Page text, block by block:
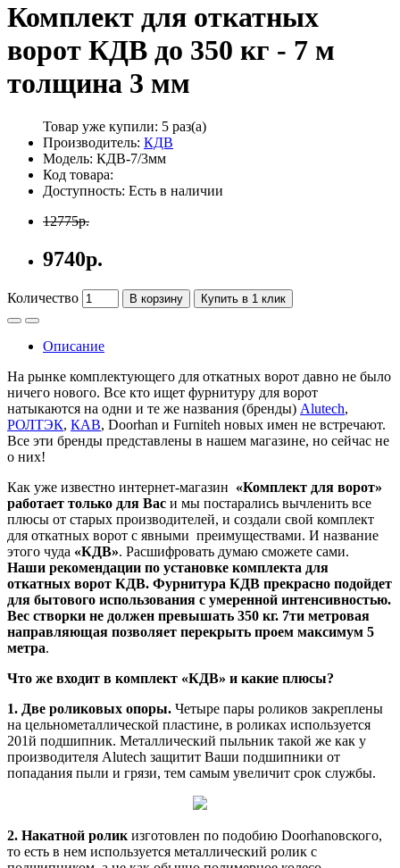
Комплект для откатных
ворот КДВ до 350 кг - 7 м
толщина 3 мм
Товар уже купили: 5 раз(а)
Производитель: КДВ
Модель: КДВ-7/3мм
Код товара:
Доступность: Есть в наличии
12775р.
9740р.
Количество В корзину Купить в 1 клик
Описание
На рынке комплектующего для откатных ворот давно не было
ничего нового. Все кто ищет фурнитуру для ворот
натыкаются на одни и те же названия (бренды) Alutech,
РОЛТЭК, КАВ, Doorhan и Furniteh новых имен не встречают.
Все эти бренды представлены в нашем магазине, но сейчас не
о них!
Как уже известно интернет-магазин «Комплект для ворот»
работает только для Вас и мы постарались вычленить все
плюсы от старых производителей, и создали свой комплект
для откатных ворот с явными преимуществами. И название
этого чуда «КДВ». Расшифровать думаю сможете сами.
Наши рекомендации по установке комплекта для
откатных ворот КДВ. Фурнитура КДВ прекрасно подойдет
для бытового использования с умеренной интенсивностью.
Вес створки не должен превышать 350 кг. 7ти метровая
направляющая позволяет перекрыть проем максимум 5
метра.
Что же входит в комплект «КДВ» и какие плюсы?
1. Две роликовых опоры. Четыре пары роликов закреплены
на цельнометаллической пластине, в роликах используется
201й подшипник. Металлический пыльник такой же как у
производителя Alutech защитит Ваши подшипники от
попадания пыли и грязи, тем самым увеличит срок службы.
2. Накатной ролик изготовлен по подобию Doorhanовского,
то есть в нем используется металлический ролик с